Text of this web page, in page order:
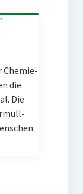
Chemie-
die
Die